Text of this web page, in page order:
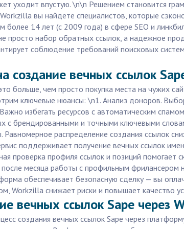
уходит впустую. \n\n Решением становится
вы найдете специалистов, которые
14 лет (с 2009 года) в сфере SEO и
просто набор обратных ссылок, а надежное
соблюдение требований поисковых
создание вечных ссылок
больше, чем просто покупка места на чужих
ключевые нюансы: \n1. Анализ доноров.
избегать ресурсов с автоматическим
с брендированными и точными ключевыми
распределение создания ссылок
поддерживает получение вечных ссылок
проверка профиля ссылок и позиций
месяца работы с профильным фрилансером
обеспечивает безопасную сделку — вы
Workzilla снижает риски и повышает качество
вечных ссылок Sape
создания вечных ссылок Sape через